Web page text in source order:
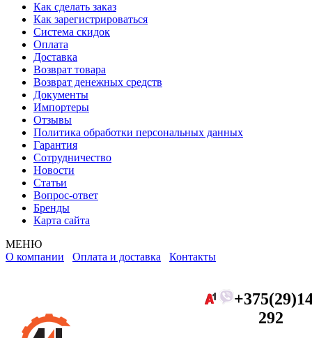
Как сделать заказ
Как зарегистрироваться
Система скидок
Оплата
Доставка
Возврат товара
Возврат денежных средств
Документы
Импортеры
Отзывы
Политика обработки персональных данных
Гарантия
Сотрудничество
Новости
Статьи
Вопрос-ответ
Бренды
Карта сайта
МЕНЮ
О компании Оплата и доставка Контакты
292